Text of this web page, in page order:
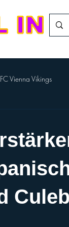
Vienna Vikings
League of Football
ÖCCV ORF